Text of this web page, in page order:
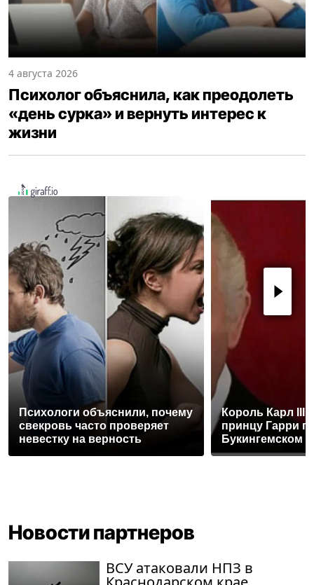
4 августа 2026
Психолог объяснила, как преодолеть
«день сурка» и вернуть интерес к
жизни
Психологи объяснили, почему
свекровь часто проверяет
невестку на верность
Король Карл III
принцу Гарри
Букингемском
Новости партнеров
ВСУ атаковали НПЗ в